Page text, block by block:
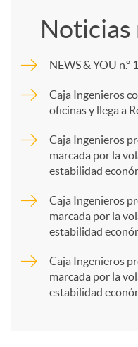
p
a
Noticias
NEWS & YOU n.º
Caja Ingenieros
oficinas y llega a
Caja Ingenieros
marcada por la
estabilidad
Caja Ingenieros
marcada por la
estabilidad
Caja Ingenieros
marcada por la
estabilidad